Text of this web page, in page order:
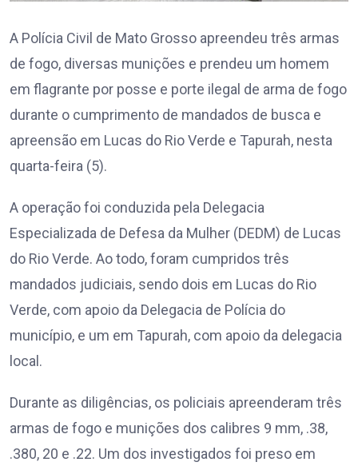
A Polícia Civil de Mato Grosso apreendeu três armas
de fogo, diversas munições e prendeu um homem
em flagrante por posse e porte ilegal de arma de fogo
durante o cumprimento de mandados de busca e
apreensão em Lucas do Rio Verde e Tapurah, nesta
quarta-feira (5).
A operação foi conduzida pela Delegacia
Especializada de Defesa da Mulher (DEDM) de Lucas
do Rio Verde. Ao todo, foram cumpridos três
mandados judiciais, sendo dois em Lucas do Rio
Verde, com apoio da Delegacia de Polícia do
município, e um em Tapurah, com apoio da delegacia
local.
Durante as diligências, os policiais apreenderam três
armas de fogo e munições dos calibres 9 mm, .38,
.380, 20 e .22. Um dos investigados foi preso em